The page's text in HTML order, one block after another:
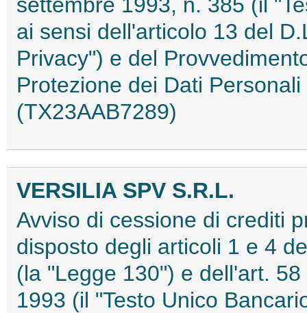
ai sensi dell'articolo 13 del
Privacy") e del
Protezione dei Dati
(TX23AAB7289)
VERSILIA SPV S.R.L.
Avviso di cessione di crediti
disposto degli articoli 1 e 4
(la "Legge 130") e dell'art.
1993 (il "Testo Unico